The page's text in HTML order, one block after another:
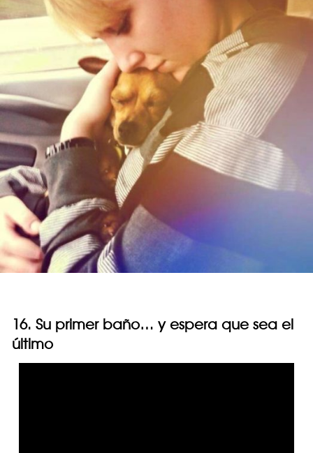
16. Su primer baño… y espera que sea el
último